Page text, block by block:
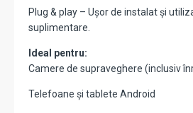
Plug & play – Ușor de instalat și
suplimentare.
Ideal pentru:
Camere de supraveghere (inclusiv
Telefoane și tablete Android